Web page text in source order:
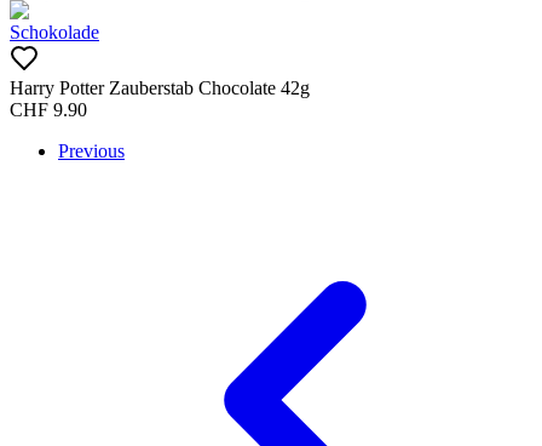
Schokolade
Harry Potter Zauberstab Chocolate 42g
CHF 9.90
Previous